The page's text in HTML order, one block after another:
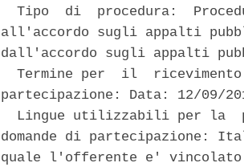
Tipo  di  procedura:
all'accordo sugli appalti
dall'accordo sugli appalti
Termine per  il
partecipazione: Data: 12/09/
Lingue utilizzabili per la
domande di partecipazione:
quale l'offerente e'